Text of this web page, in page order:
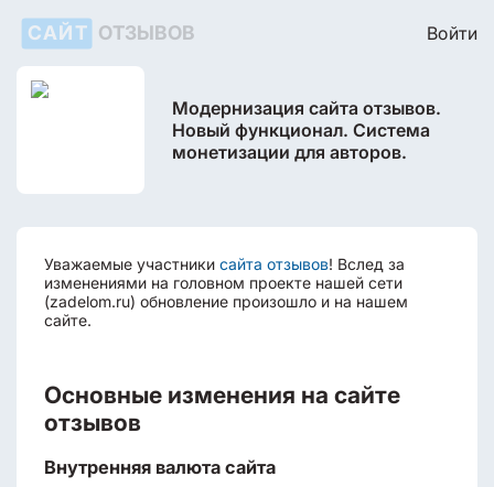
САЙТ ОТЗЫВОВ Войти
Модернизация сайта отзывов.
Новый функционал. Система
монетизации для авторов.
Уважаемые участники сайта отзывов! Вслед за
изменениями на головном проекте нашей сети
(zadelom.ru) обновление произошло и на нашем
сайте.
Основные изменения на сайте
отзывов
Внутренняя валюта сайта